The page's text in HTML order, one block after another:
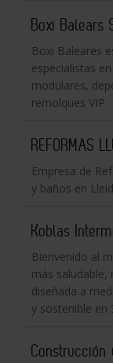
Boxi Balears
Boxi Baleares
especialistas
modulares,
remolques VIP.
REFORMAS
Empresa de
y baños en
Koblas
Bienvenido al
más saludable,
diseñada a
y sostenible en
Construcción